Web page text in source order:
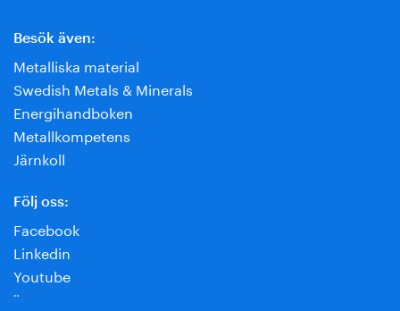
Besök även:
Metalliska material
Swedish Metals & Minerals
Energihandboken
Metallkompetens
Järnkoll
Följ oss:
Facebook
Linkedin
Youtube
¨